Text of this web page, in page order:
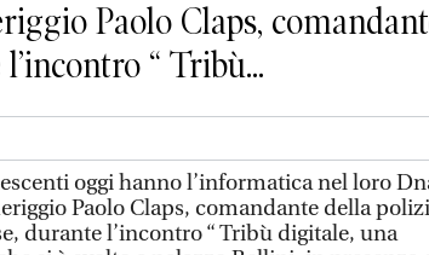
Paolo Claps,
“ Tribù...
oggi hanno l’informatica nel loro
Paolo Claps, comandante della
durante l’incontro “ Tribù digitale, una